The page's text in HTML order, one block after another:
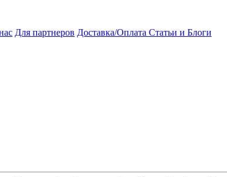
Для партнеров Доставка/Оплата Статьи и Блоги